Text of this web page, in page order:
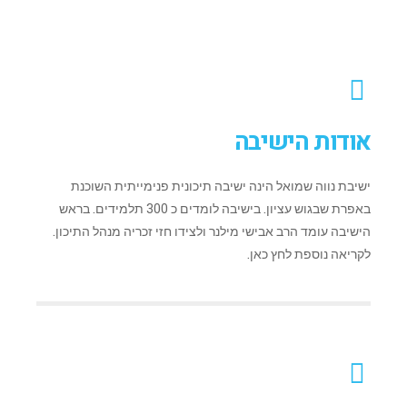
אודות הישיבה
ישיבת נווה שמואל הינה ישיבה תיכונית פנימייתית השוכנת
באפרת שבגוש עציון. בישיבה לומדים כ 300 תלמידים. בראש
הישיבה עומד הרב אבישי מילנר ולצידו חזי זכריה מנהל התיכון.
לקריאה נוספת לחץ כאן.